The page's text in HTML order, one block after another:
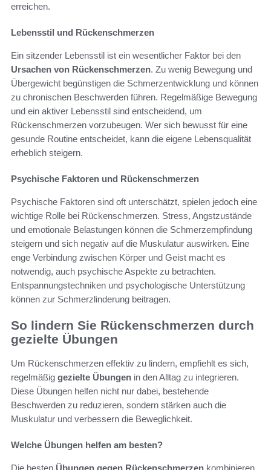
erreichen.
Lebensstil und Rückenschmerzen
Ein sitzender Lebensstil ist ein wesentlicher Faktor bei den
Ursachen von Rückenschmerzen. Zu wenig Bewegung und
Übergewicht begünstigen die Schmerzentwicklung und können
zu chronischen Beschwerden führen. Regelmäßige Bewegung
und ein aktiver Lebensstil sind entscheidend, um
Rückenschmerzen vorzubeugen. Wer sich bewusst für eine
gesunde Routine entscheidet, kann die eigene Lebensqualität
erheblich steigern.
Psychische Faktoren und Rückenschmerzen
Psychische Faktoren sind oft unterschätzt, spielen jedoch eine
wichtige Rolle bei Rückenschmerzen. Stress, Angstzustände
und emotionale Belastungen können die Schmerzempfindung
steigern und sich negativ auf die Muskulatur auswirken. Eine
enge Verbindung zwischen Körper und Geist macht es
notwendig, auch psychische Aspekte zu betrachten.
Entspannungstechniken und psychologische Unterstützung
können zur Schmerzlinderung beitragen.
So lindern Sie Rückenschmerzen durch
gezielte Übungen
Um Rückenschmerzen effektiv zu lindern, empfiehlt es sich,
regelmäßig gezielte Übungen in den Alltag zu integrieren.
Diese Übungen helfen nicht nur dabei, bestehende
Beschwerden zu reduzieren, sondern stärken auch die
Muskulatur und verbessern die Beweglichkeit.
Welche Übungen helfen am besten?